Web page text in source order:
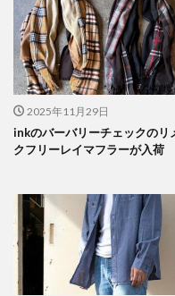
2025年11月29日
inkのバーバリーチェックのリ
クフリーレイマフラーが入荷